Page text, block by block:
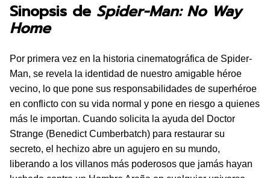
Sinopsis de Spider-Man: No Way
Home
Por primera vez en la historia cinematográfica de Spider-
Man, se revela la identidad de nuestro amigable héroe
vecino, lo que pone sus responsabilidades de superhéroe
en conflicto con su vida normal y pone en riesgo a quienes
más le importan. Cuando solicita la ayuda del Doctor
Strange (Benedict Cumberbatch) para restaurar su
secreto, el hechizo abre un agujero en su mundo,
liberando a los villanos más poderosos que jamás hayan